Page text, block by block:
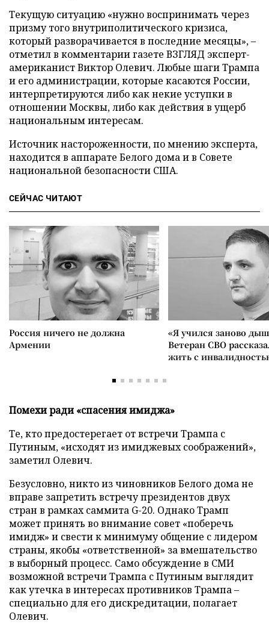
Текущую ситуацию «нужно воспринимать через
призму того внутриполитического кризиса,
который разворачивается в последние месяцы», –
отметил в комментарии газете ВЗГЛЯД эксперт-
американист Виктор Олевич. Любые шаги Трампа
и его администрации, которые касаются России,
интерпретируются либо как некие уступки в
отношении Москвы, либо как действия в ущерб
национальным интересам.
Источник настороженности, по мнению эксперта,
находится в аппарате Белого дома и в Совете
национальной безопасности США.
СЕЙЧАС ЧИТАЮТ
Россия ничего не должна
Армении
«Я учился заново
Ветеран СВО
жить с
Помехи ради «спасения имиджа»
Те, кто предостерегает от встречи Трампа с
Путиным, «исходят из имиджевых соображений»,
заметил Олевич.
Безусловно, никто из чиновников Белого дома не
вправе запретить встречу президентов двух
стран в рамках саммита G-20. Однако Трамп
может принять во внимание совет «поберечь
имидж» и свести к минимуму общение с лидером
страны, якобы «ответственной» за вмешательство
в выборный процесс. Само обсуждение в СМИ
возможной встречи Трампа с Путиным выглядит
как утечка в интересах противников Трампа –
специально для его дискредитации, полагает
Олевич.